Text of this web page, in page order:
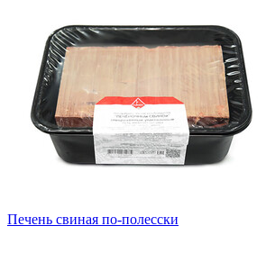
Печень свиная по-полесски